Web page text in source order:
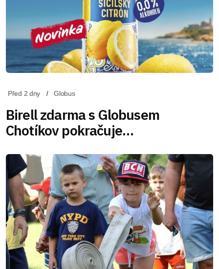
Před 2 dny Globus
Birell zdarma s Globusem
Chotíkov pokračuje…